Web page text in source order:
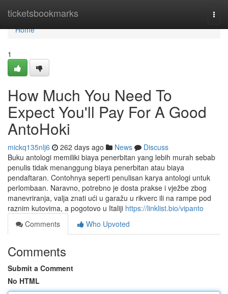
ticketsbookmarks
Home
Home
1
How Much You Need To
Expect You'll Pay For A Good
AntoHoki
mickq135nlj6 262 days ago News
Discuss
Buku antologi memiliki biaya penerbitan yang lebih murah sebab
penulis tidak menanggung biaya penerbitan atau biaya
pendaftaran. Contohnya seperti penulisan karya antologi untuk
perlombaan. Naravno, potrebno je dosta prakse i vježbe zbog
manevriranja, valja znati ući u garažu u rikverc ili na rampe pod
raznim kutovima, a pogotovo u Italiji https://linklist.bio/vipanto
Comments
Who Upvoted
Comments
Submit a Comment
No HTML